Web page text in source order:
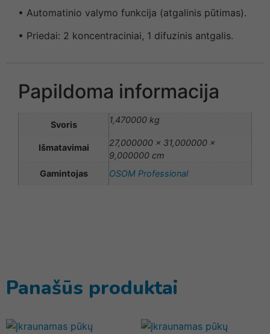
• Automatinio valymo funkcija (atgalinis pūtimas).
• Priedai: 2 koncentraciniai, 1 difuzinis antgalis.
Papildoma informacija
Svoris 1,470000 kg
Išmatavimai
27,000000 × 31,000000 ×
9,000000 cm
Gamintojas
OSOM Professional
Panašūs produktai